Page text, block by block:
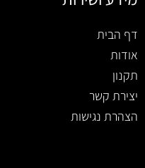
דף הבית
אודות
תקנון
יצירת קשר
הצהרת נגישות